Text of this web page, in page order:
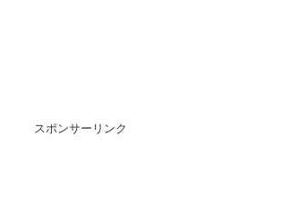
スポンサーリンク